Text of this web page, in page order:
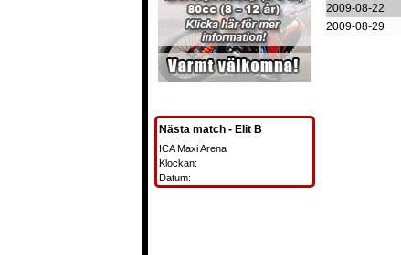
Nästa match - Elit B
ICA Maxi Arena
Klockan:
Datum:
2009-08-22
2009-08-29